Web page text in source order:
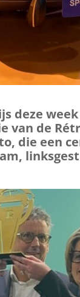
deze
van de
die een